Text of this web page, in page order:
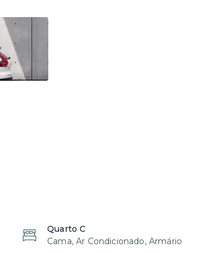
Quarto C
Cama, Ar Condicionado, Armário